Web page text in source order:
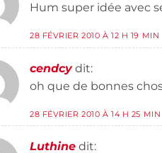
Hum super idée avec
28 FÉVRIER 2010 À 12 H 19 MIN
cendcy dit:
oh que de bonnes
28 FÉVRIER 2010 À 14 H 25 MIN
Luthine dit: